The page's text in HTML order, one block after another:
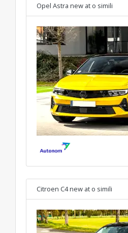
Opel Astra new at o simili
Citroen C4 new at o simili